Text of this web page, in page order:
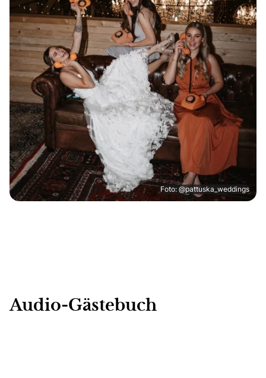
Foto: @pattuska_weddings
Audio-Gästebuch